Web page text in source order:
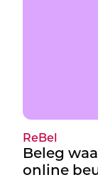
ReBel
Beleg
online